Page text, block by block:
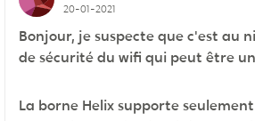
20-01-2021
Bonjour, je suspecte que c'est au
de sécurité du wifi qui peut être
La borne Helix supporte seulement